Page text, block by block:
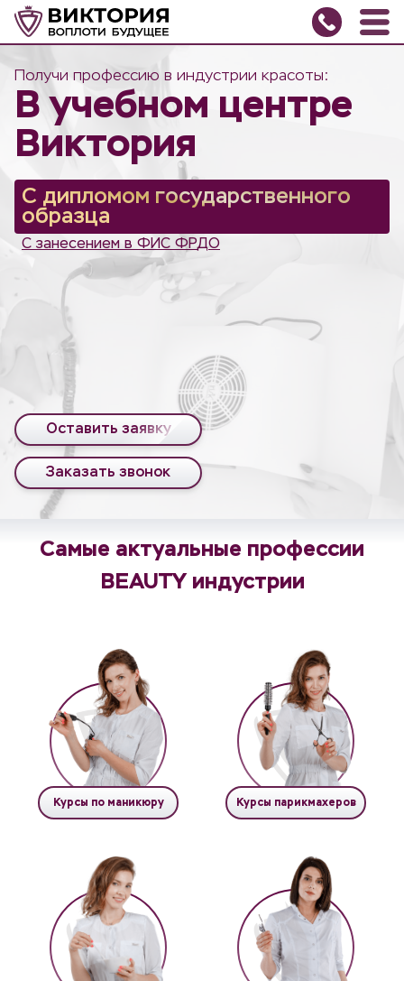
Получи профессию в индустрии красоты:
В учебном центре
Виктория
С дипломом государственного
образца
С занесением в ФИС ФРДО
Оставить заявку
Заказать звонок
Самые актуальные профессии
BEAUTY индустрии
Курсы по маникюру Курсы парикмахеров